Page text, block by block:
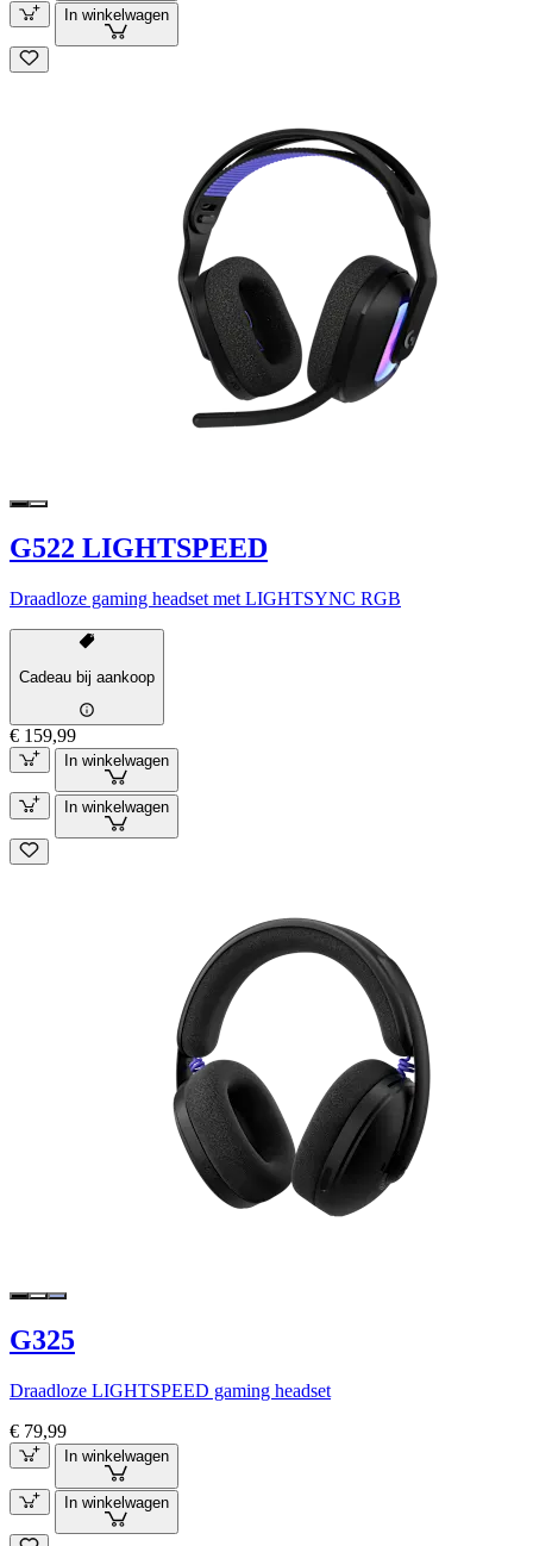
In winkelwagen
G522 LIGHTSPEED
Draadloze gaming headset met LIGHTSYNC RGB
Cadeau bij aankoop
€ 159,99
In winkelwagen
In winkelwagen
G325
Draadloze LIGHTSPEED gaming headset
€ 79,99
In winkelwagen
In winkelwagen